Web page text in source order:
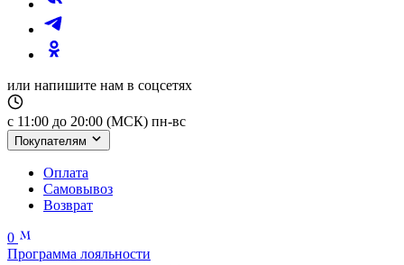
или напишите нам в соцсетях
с 11:00 до 20:00 (МСК) пн-вс
Покупателям
Оплата
Самовывоз
Возврат
0
Программа лояльности